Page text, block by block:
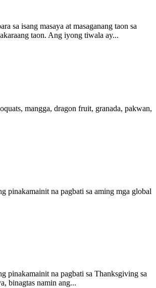
isang masaya at masaganang taon sa
taon. Ang iyong tiwala ay...
mangga, dragon fruit, granada, pakwan,
na pagbati sa aming mga global
na pagbati sa Thanksgiving sa
binagtas namin ang...